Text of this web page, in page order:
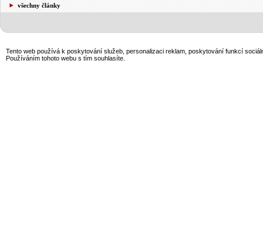
všechny články
Tento web používá k poskytování služeb, personalizaci reklam, poskytování funkcí
Používáním tohoto webu s tím souhlasíte.